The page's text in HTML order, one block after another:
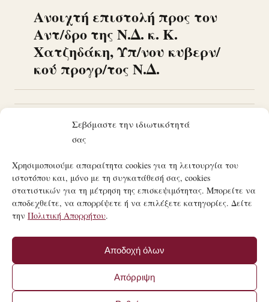
Σεβόμαστε την ιδιωτικότητά
σας
Χρησιμοποιούμε απαραίτητα cookies για τη λειτουργία του
ιστοτόπου και, μόνο με τη συγκατάθεσή σας, cookies
στατιστικών για τη μέτρηση της επισκεψιμότητας. Μπορείτε να
αποδεχθείτε, να απορρίψετε ή να επιλέξετε κατηγορίες. Δείτε
την Πολιτική Απορρήτου.
Αποδοχή όλων
Απόρριψη
Ανοιχτή επιστολή προς τον
Αντ/δρο της Ν.Δ. κ. Κ.
Χατζηδάκη, Υπ/νου κυβερν/
κού προγρ/τος Ν.Δ.
2 3 … 6 Παλαιότερα
21ΟΣ ΑΙΏΝΑΣ
ΠΟΛΙΤΙΚΉ ΑΠΟΡΡΉΤΟΥ
ΚΑΤΑΣΚΕΥΉ ΙΣΤΟΣΕΛΊΔΑΣ BY